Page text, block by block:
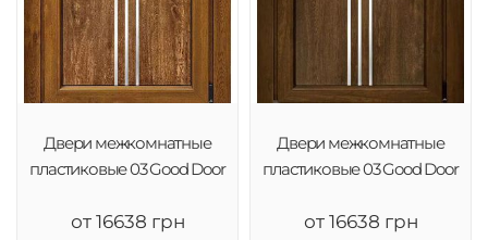
Двери межкомнатные
пластиковые 03 Good Door
от 16638 грн
Двери межкомнатные
пластиковые 03 Good Door
от 16638 грн